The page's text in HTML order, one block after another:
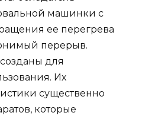
машинки с
ее перегрева
перерыв.
для
Их
существенно
которые